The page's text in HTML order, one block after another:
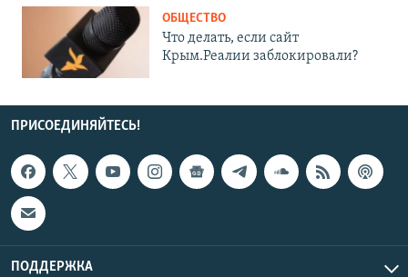
ОБЩЕСТВО
Что делать, если сайт
Крым.Реалии заблокировали?
ПРИСОЕДИНЯЙТЕСЬ!
ПОДДЕРЖКА